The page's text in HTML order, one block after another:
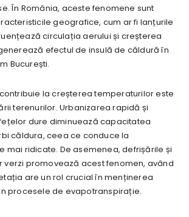
În România, aceste fenomene sunt
geografice, cum ar fi lanțurile
circulația aerului și creșterea
efectul de insulă de căldură în
București.
la creșterea temperaturilor este
terenurilor. Urbanizarea rapidă și
dure diminuează capacitatea
căldura, ceea ce conduce la
mai ridicate. De asemenea, defrișările și
verzi promovează acest fenomen, având
are un rol crucial în menținerea
procesele de evapotranspirație.